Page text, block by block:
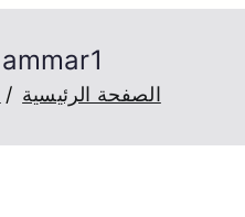
ammar1
الصفحة الرئيسية